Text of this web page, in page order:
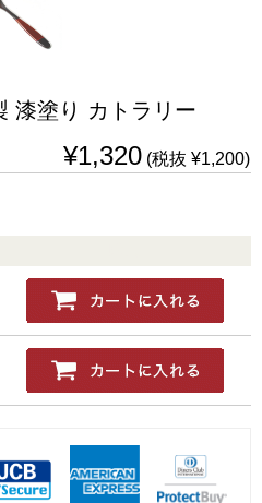
漆塗り カトラリー
¥1,320 (税抜 ¥1,200)